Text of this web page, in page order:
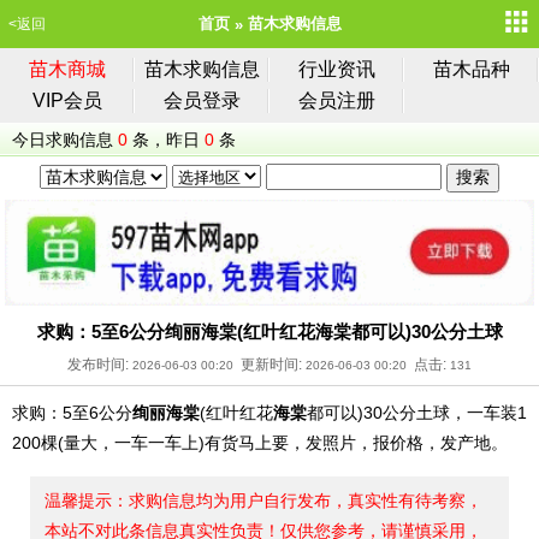
<返回 首页 苗木求购信息
苗木商城 苗木求购信息 行业资讯
苗木品种
VIP会员
会员登录 会员注册
今日求购信息 0 条，昨日 0 条
求购：5至6公分绚丽海棠(红叶红花海棠都可以)30公分土球
发布时间: 2026-06-03 00:20 更新时间: 2026-06-03 00:20 点击: 131
求购：5至6公分绚丽海棠(红叶红花海棠都可以)30公分土球，一车装1
200棵(量大，一车一车上)有货马上要，发照片，报价格，发产地。
温馨提示：求购信息均为用户自行发布，真实性有待考察，
本站不对此条信息真实性负责！仅供您参考，请谨慎采用，